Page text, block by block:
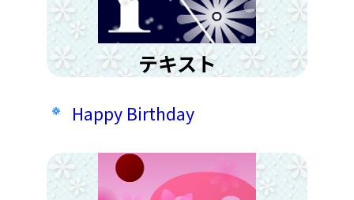
テキスト
Happy Birthday